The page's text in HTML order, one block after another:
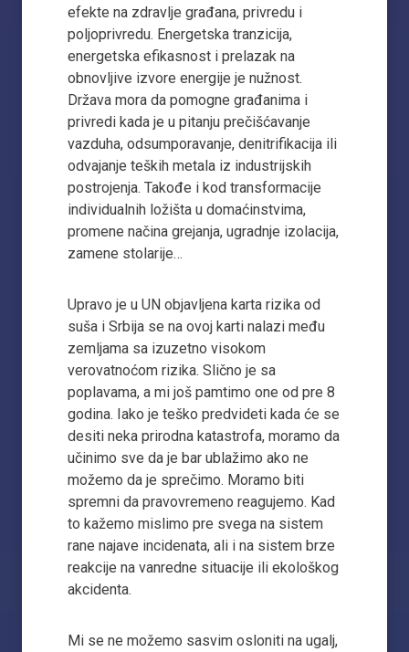
efekte na zdravlje građana, privredu i
poljoprivredu. Energetska tranzicija,
energetska efikasnost i prelazak na
obnovljive izvore energije je nužnost.
Država mora da pomogne građanima i
privredi kada je u pitanju prečišćavanje
vazduha, odsumporavanje, denitrifikacija ili
odvajanje teških metala iz industrijskih
postrojenja. Takođe i kod transformacije
individualnih ložišta u domaćinstvima,
promene načina grejanja, ugradnje izolacija,
zamene stolarije…
Upravo je u UN objavljena karta rizika od
suša i Srbija se na ovoj karti nalazi među
zemljama sa izuzetno visokom
verovatnoćom rizika. Slično je sa
poplavama, a mi još pamtimo one od pre 8
godina. Iako je teško predvideti kada će se
desiti neka prirodna katastrofa, moramo da
učinimo sve da je bar ublažimo ako ne
možemo da je sprečimo. Moramo biti
spremni da pravovremeno reagujemo. Kad
to kažemo mislimo pre svega na sistem
rane najave incidenata, ali i na sistem brze
reakcije na vanredne situacije ili ekološkog
akcidenta.
Mi se ne možemo sasvim osloniti na ugalj,